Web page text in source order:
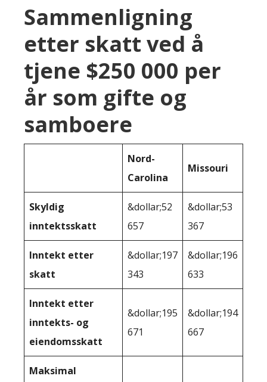
Sammenligning
etter skatt ved å
tjene $250 000 per
år som gifte og
samboere
Nord-
Carolina
Missouri
Skyldig
inntektsskatt
&dollar;52
657
&dollar;53
367
Inntekt etter
skatt
&dollar;197
343
&dollar;196
633
Inntekt etter
inntekts- og
eiendomsskatt
&dollar;195
671
&dollar;194
667
Maksimal